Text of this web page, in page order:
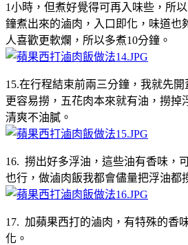
1小時，但煮好覺得可再入味些，所
鐘煮出來的滷肉，入口即化，味道也
人喜歡更軟爛，所以多煮10分鐘。
15.在行程結束前兩三分鐘，我就先
更容易撈，五花肉本來就有油，撈掉
清爽不油膩。
16. 撈出好多浮油，這些油有香味，
也行，做滷肉飯我都會儘量把浮油都
17. 加蘋果西打的滷肉，有特殊的香
化。